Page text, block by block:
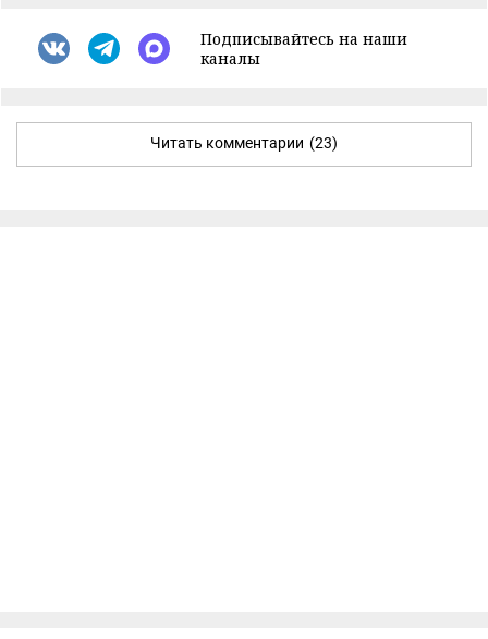
Подписывайтесь на наши
каналы
Читать комментарии (23)